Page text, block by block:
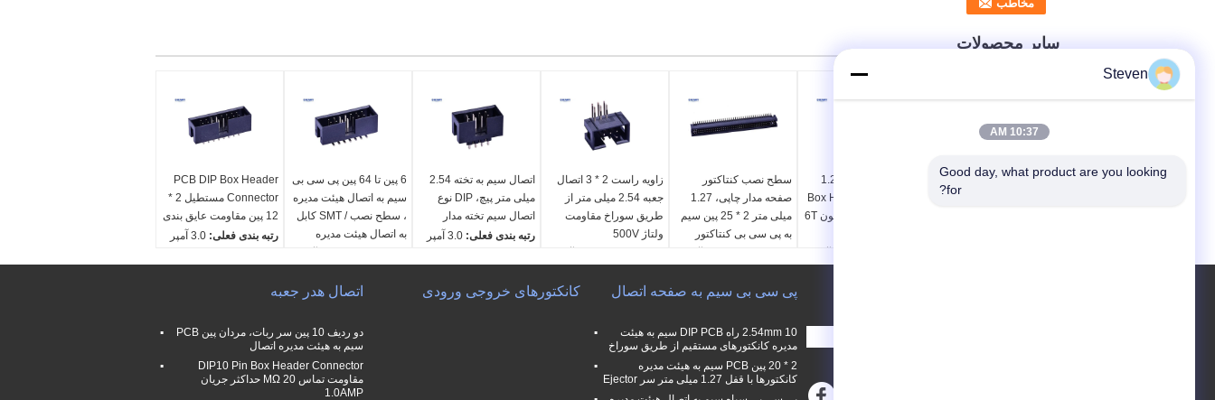
سایر محصولات
PCB DIP Box Header
Connector مستطیل 2 *
12 پین مقاومت عایق بندی
رتبه بندی فعلی: 3.0 آمپر
ولتاژ قابل تحمل:
مقاومت عایق::
حداقل
1000MΩ
6 پین تا 64 پین پی سی بی
سیم به اتصال هیئت مدیره
، سطح نصب / SMT کابل
به اتصال هیئت مدیره
مقاومت عایق::حداقل
اتصال سیم به تخته 2.54
میلی متر پیچ، DIP نوع
اتصال سیم تخته مدار
رتبه بندی فعلی: 3.0 آمپر
ولتاژ قابل تحمل:500
زاویه راست 2 * 3 اتصال
جعبه 2.54 میلی متر از
طریق سوراخ مقاومت
ولتاژ 500V
20mΩ
مقاومت عایق::
1000MΩ
سطح نصب کنتاکتور
صفحه مدار چاپی، 1.27
میلی متر 2 * 25 پین سیم
به پی سی بی کنتاکتور
20mΩ
ولت AC/DC
مقاومت عایق:: حداقل
1000MΩ
1.27mm PCB 14 Pin
Box Header Connector
Surface Mount نایلون 6T
سطح نصب باکس سر
وصل کننده 1.27 میلی متر
اتصال هدر جعبه
دو ردیف 10 پین سر ربات، مردان پین PCB
سیم به هیئت مدیره اتصال
DIP10 Pin Box Header Connector
مقاومت تماس 20 MΩ حداکثر جریان
1.0AMP
کانکتورهای خروجی ورودی پی سی بی سیم به صفحه اتصال
2.54mm 10 راه DIP PCB سیم به هیئت
مدیره کانکتورهای مستقیم از طریق سوراخ
2 * 20 پین PCB سیم به هیئت مدیره
کانکتورها با قفل 1.27 میلی متر سر Ejector
Steven
10:37 AM
Good day, what product are you looking
for?